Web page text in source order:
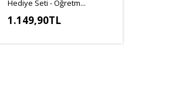
Hediye Seti - Öğretm...
1.149,90TL